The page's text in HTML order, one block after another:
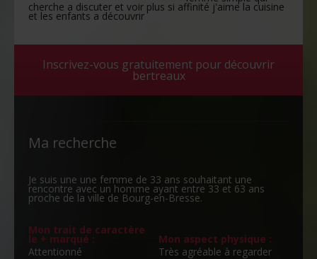
cherche a discuter et voir plus si affinité j'aime la cuisine
et les enfants a découvrir
Inscrivez-vous gratuitement pour découvrir
bertreaux
Ma recherche
Je suis une une femme de 33 ans souhaitant une
rencontre avec un homme ayant entre 33 et 63 ans
proche de la ville de Bourg-en-Bresse.
Mon trait de caractère
le + marqué :
Attentionné
Mon aspect physique :
Très agréable à regarder